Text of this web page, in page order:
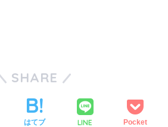
SHARE
はてブ LINE Pocket